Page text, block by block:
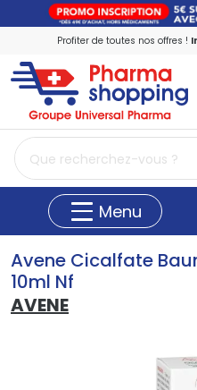
Profiter de toutes nos offres !
Menu
Avene Cicalfate
10ml Nf
AVENE